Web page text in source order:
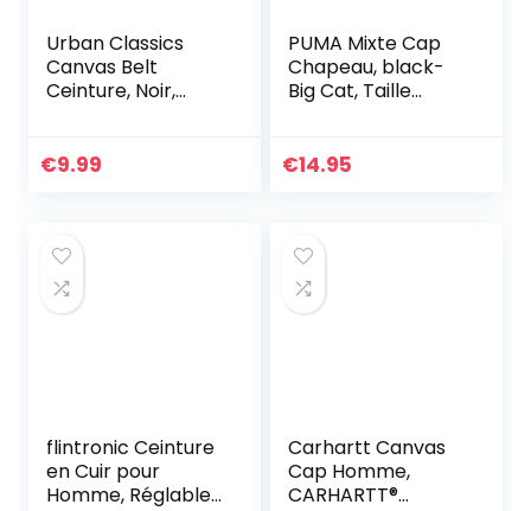
Urban Classics
Canvas Belt
Ceinture, Noir,
€9.99
PUMA Mixte Cap
Chapeau, black-
Big Cat, Taille
€14.95
flintronic Ceinture
en Cuir pour
Homme, Réglable
Carhartt Canvas
Cap Homme,
CARHARTT®